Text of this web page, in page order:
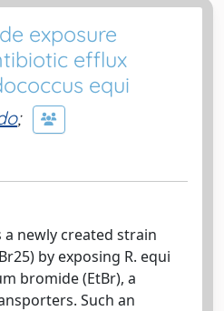
exposure
efflux
equi
;
newly created strain
by exposing R. equi
bromide (EtBr), a
Such an